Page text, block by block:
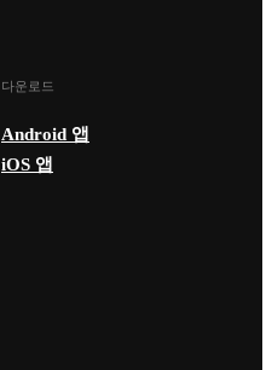
다운로드
Android 앱
iOS 앱